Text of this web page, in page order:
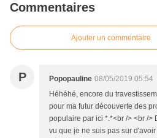
Commentaires
Ajouter un commentaire
P Popopauline 08/05/2019 05:54
Héhéhé, encore du
pour ma futur découverte des
populaire par ici *.*<br /> <br />
vu que je ne suis pas sur